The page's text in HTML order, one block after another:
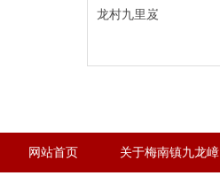
龙村九里岌
网站首页 关于梅南镇九龙嶂